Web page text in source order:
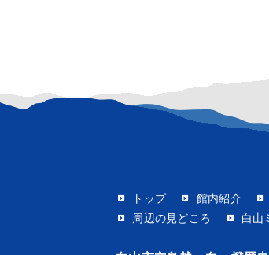
トップ 館内紹介
周辺の見どころ
白山